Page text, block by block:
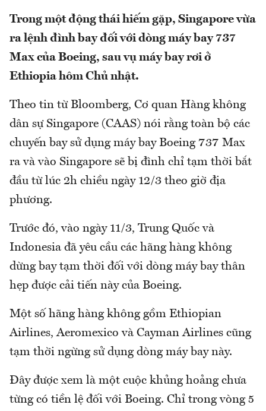
Trong một động thái hiếm gặp, Singapore vừa
ra lệnh đình bay đối với dòng máy bay 737
Max của Boeing, sau vụ máy bay rơi ở
Ethiopia hôm Chủ nhật.
Theo tin từ Bloomberg, Cơ quan Hàng không
dân sự Singapore (CAAS) nói rằng toàn bộ các
chuyến bay sử dụng máy bay Boeing 737 Max
ra và vào Singapore sẽ bị đình chỉ tạm thời bắt
đầu từ lúc 2h chiều ngày 12/3 theo giờ địa
phương.
Trước đó, vào ngày 11/3, Trung Quốc và
Indonesia đã yêu cầu các hãng hàng không
dừng bay tạm thời đối với dòng máy bay thân
hẹp được cải tiến này của Boeing.
Một số hãng hàng không gồm Ethiopian
Airlines, Aeromexico và Cayman Airlines cũng
tạm thời ngừng sử dụng dòng máy bay này.
Đây được xem là một cuộc khủng hoảng chưa
từng có tiền lệ đối với Boeing. Chỉ trong vòng 5